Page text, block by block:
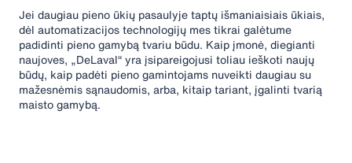
Jei daugiau pieno ūkių pasaulyje taptų išmaniaisiais ūkiais,
dėl automatizacijos technologijų mes tikrai galėtume
padidinti pieno gamybą tvariu būdu. Kaip įmonė, diegianti
naujoves, „DeLaval“ yra įsipareigojusi toliau ieškoti naujų
būdų, kaip padėti pieno gamintojams nuveikti daugiau su
mažesnėmis sąnaudomis, arba, kitaip tariant, įgalinti tvarią
maisto gamybą.